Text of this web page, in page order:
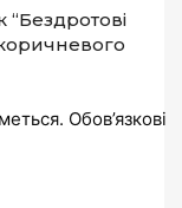
Обов’язкові